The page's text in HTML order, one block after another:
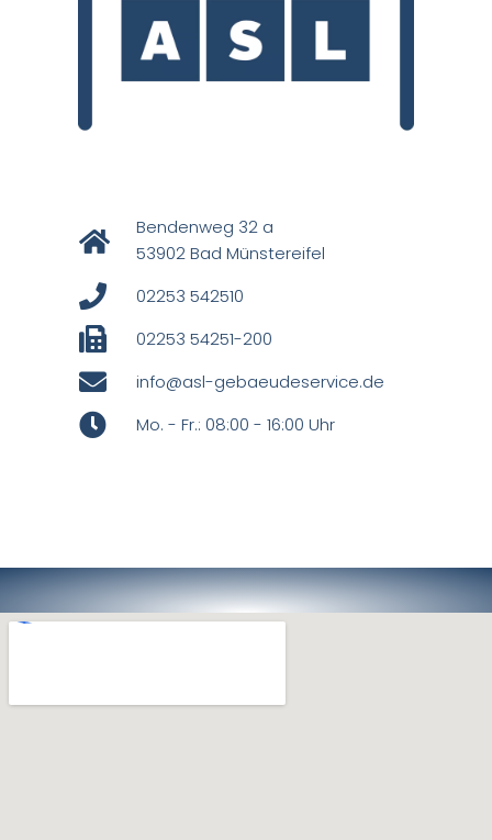
Bendenweg 32 a
53902 Bad Münstereifel
02253 542510
02253 54251-200
info@asl-gebaeudeservice.de
Mo. - Fr.: 08:00 - 16:00 Uhr